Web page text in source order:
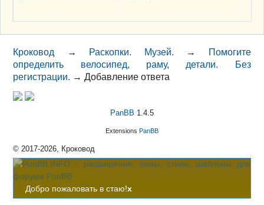
Кроковод → Раскопки. Музей. →
Помогите
определить велосипед, раму, детали. Без
регистрации. →Добавление ответа
PanBB 1.4.5
Extensions PanBB
© 2017-2026, Кроковод
Добро пожаловать в стаю!x